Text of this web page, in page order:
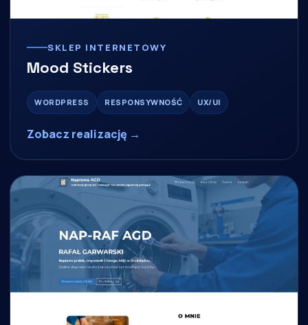
SKLEP INTERNETOWY
Mood Stickers
WORDPRESS RESPONSYWNOŚĆ UX/UI
Zobacz realizację →